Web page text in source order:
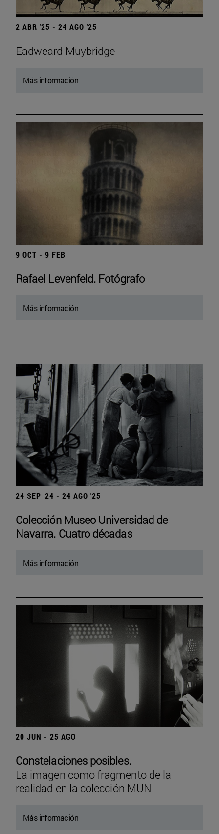
2 ABR '25 - 24 AGO '25
Eadweard Muybridge
Más información
9 OCT - 9 FEB
Rafael Levenfeld. Fotógrafo
Más información
24 SEP '24 - 24 AGO '25
Colección Museo Universidad de
Navarra. Cuatro décadas
Más información
20 JUN - 25 AGO
Constelaciones posibles.
La imagen como fragmento de la
realidad en la colección MUN
Más información